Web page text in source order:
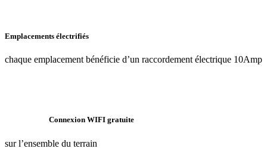
Emplacements électrifiés
chaque emplacement bénéficie d’un raccordement électrique 10Amp
Connexion WIFI gratuite
sur l’ensemble du terrain